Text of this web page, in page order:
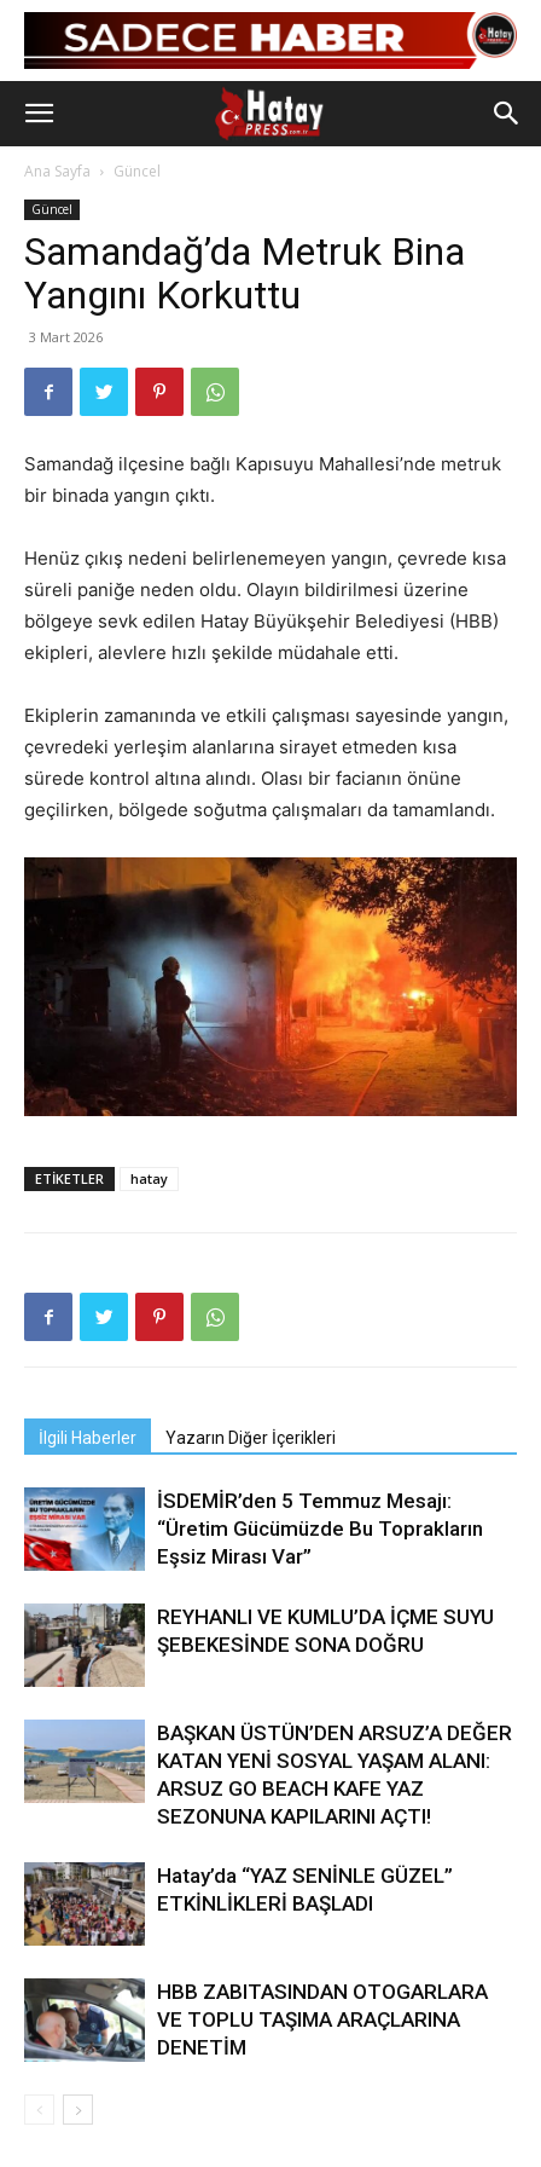
Ana Sayfa Güncel
Güncel
Samandağ’da Metruk Bina
Yangını Korkuttu
3 Mart 2026
Samandağ ilçesine bağlı Kapısuyu Mahallesi’nde metruk
bir binada yangın çıktı.
Henüz çıkış nedeni belirlenemeyen yangın, çevrede kısa
süreli paniğe neden oldu. Olayın bildirilmesi üzerine
bölgeye sevk edilen Hatay Büyükşehir Belediyesi (HBB)
ekipleri, alevlere hızlı şekilde müdahale etti.
Ekiplerin zamanında ve etkili çalışması sayesinde yangın,
çevredeki yerleşim alanlarına sirayet etmeden kısa
sürede kontrol altına alındı. Olası bir facianın önüne
geçilirken, bölgede soğutma çalışmaları da tamamlandı.
ETIKETLER hatay
İlgili Haberler Yazarın Diğer İçerikleri
İSDEMİR’den 5 Temmuz Mesajı:
“Üretim Gücümüzde Bu Toprakların
Eşsiz Mirası Var”
REYHANLI VE KUMLU’DA İÇME SUYU
ŞEBEKESİNDE SONA DOĞRU
BAŞKAN ÜSTÜN’DEN ARSUZ’A DEĞER
KATAN YENİ SOSYAL YAŞAM ALANI:
ARSUZ GO BEACH KAFE YAZ
SEZONUNA KAPILARINI AÇTI!
Hatay’da “YAZ SENİNLE GÜZEL”
ETKİNLİKLERİ BAŞLADI
HBB ZABITASINDAN OTOGARLARA
VE TOPLU TAŞIMA ARAÇLARINA
DENETİM